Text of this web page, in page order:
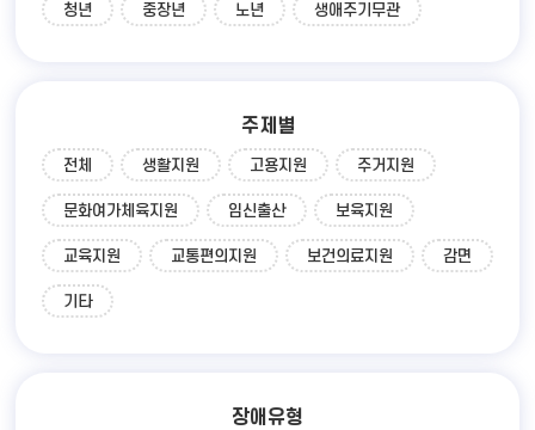
청년 중장년 노년 생애주기무관
주제별
전체 생활지원 고용지원 주거지원
문화여가체육지원 임신출산 보육지원
교육지원 교통편의지원 보건의료지원 감면
기타
장애유형